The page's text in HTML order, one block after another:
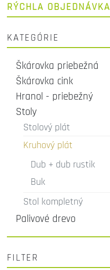
RÝCHLA OBJEDNÁVKA
KATEGÓRIE
Škárovka priebežná
Škárovka cink
Hranol - priebežný
Stoly
Stolový plát
Kruhový plát
Dub + dub rustik
Buk
Stol kompletný
Palivové drevo
FILTER